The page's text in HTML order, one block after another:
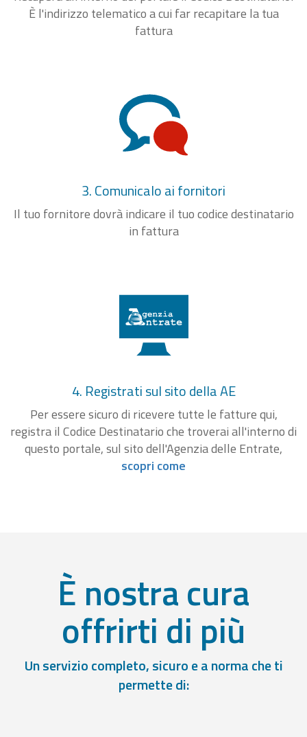
È l'indirizzo telematico a cui far recapitare la tua
fattura
3. Comunicalo ai fornitori
Il tuo fornitore dovrà indicare il tuo codice destinatario
in fattura
4. Registrati sul sito della AE
Per essere sicuro di ricevere tutte le fatture qui,
registra il Codice Destinatario che troverai all'interno di
questo portale, sul sito dell'Agenzia delle Entrate,
scopri come
È nostra cura
offrirti di più
Un servizio completo, sicuro e a norma che ti
permette di: